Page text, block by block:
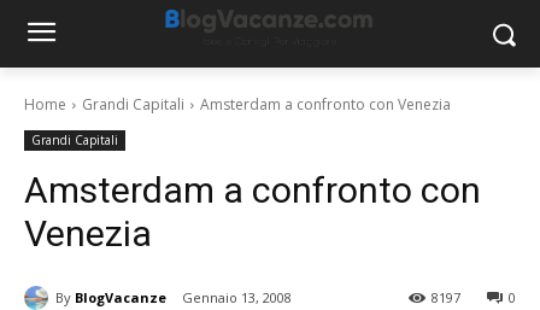
Home Grandi Capitali Amsterdam a confronto con Venezia
Grandi Capitali
Amsterdam a confronto con
Venezia
By BlogVacanze Gennaio 13, 2008 0
8197